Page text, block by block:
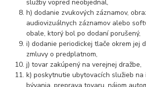
služby vopred neobjednal,
h) dodanie zvukových záznamov,
audiovizuálnych záznamov alebo
obale, ktorý bol po dodaní porušený,
i) dodanie periodickej tlače okrem jej
zmluvy o predplatnom,
j) tovar zakúpený na verejnej dražbe,
k) poskytnutie ubytovacích služieb